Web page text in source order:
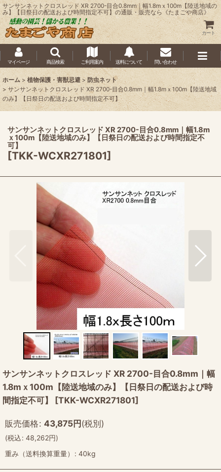
サンサンネットクロスレッド XR 2700-目合0.8mm｜幅1.8mｘ100m【陸送地域の
み】【日祭日の配送および時間指定不可】の通販・販売なら《たまごや商店》
カート
マイページ 商品検索 ご利用案内 送料について 問い合わせ
ホーム > 植物保護・害獣忌避 > 防虫ネット
> サンサンネットクロスレッド XR 2700-目合0.8mm｜幅1.8mｘ100m【陸送地域
のみ】【日祭日の配送および時間指定不可】
サンサンネットクロスレッド XR 2700-目合0.8mm｜幅1.8m
ｘ100m【陸送地域のみ】【日祭日の配送および時間指定不
可】
[TKK-WCXR271801]
サンサンネットクロスレッド XR 2700-目合0.8mm｜幅
1.8mｘ100m【陸送地域のみ】【日祭日の配送および時
間指定不可】
[TKK-WCXR271801]
販売価格: 43,875円(税別)
(税込: 48,262円)
重み（送料換算重量）
: 40kg